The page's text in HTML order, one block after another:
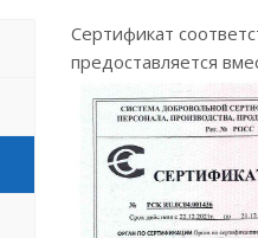
Сертификат
предоставляется